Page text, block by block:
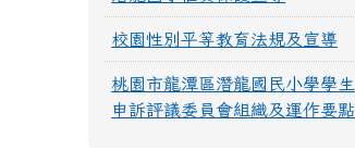
校園性別平等教育法規及宣導
桃園市龍潭區潛龍國民小學學生
申訴評議委員會組織及運作要點